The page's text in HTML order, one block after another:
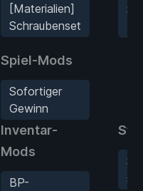
[Materialien]
Schraubenset
Spiel-Mods
Sofortiger
Gewinn
Inventar-
Mods
BP-